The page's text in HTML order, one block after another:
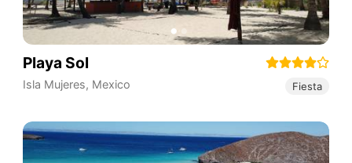
Playa Sol
Isla Mujeres, Mexico Fiesta